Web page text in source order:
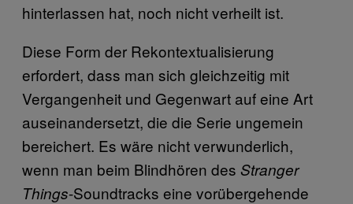
hinterlassen hat, noch nicht verheilt ist.
Diese Form der Rekontextualisierung
erfordert, dass man sich gleichzeitig mit
Vergangenheit und Gegenwart auf eine Art
auseinandersetzt, die die Serie ungemein
bereichert. Es wäre nicht verwunderlich,
wenn man beim Blindhören des Stranger
Things-Soundtracks eine vorübergehende